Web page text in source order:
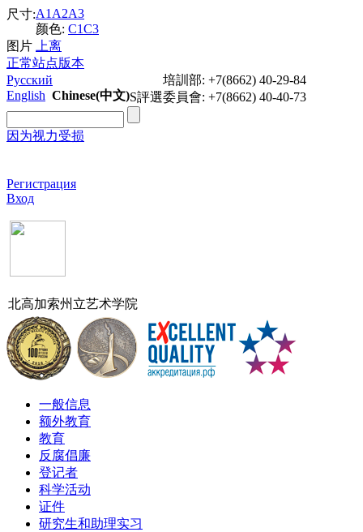
尺寸:A1 A2A3
颜色: C1C3
图片
上离
正常站点版本
Русский
English Chinese(中文)
培訓部: +7(8662) 40-29-84
S評選委員會: +7(8662) 40-40-73
因为视力受损
Регистрация
Вход
北高加索州立艺术学院
一般信息
额外教育
教育
反腐倡廉
登记者
科学活动
证件
研究生和助理实习